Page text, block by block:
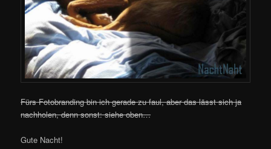
Fürs Fotobranding bin ich gerade zu faul, aber das lässt sich ja
nachholen, denn sonst: siehe oben…
Gute Nacht!